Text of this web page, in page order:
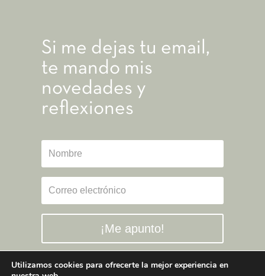
Si me dejas tu email,
te mando mis
novedades y
reflexiones
¡Me apunto!
Utilizamos cookies para ofrecerte la mejor experiencia en